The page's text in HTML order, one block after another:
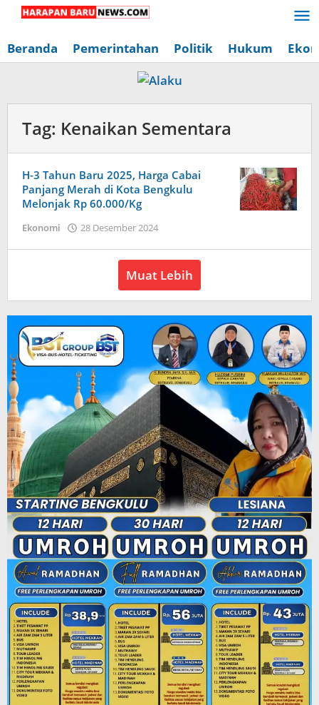
Lewati
konten
Beranda Pemerintahan Politik Hukum
Tag: Kenaikan Sementara
H-3 Tahun Baru 2025, Harga Cabai
Panjang Merah di Kota Bengkulu
Melonjak Rp 60.000/Kg
Ekonomi 28 Desember 2024
Harapan
News
Muat Lebih